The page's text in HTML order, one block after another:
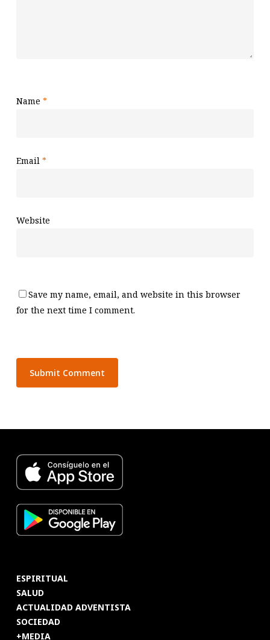
Name *
Email *
Website
Save my name, email, and website in this browser
for the next time I comment.
ESPIRITUAL
SALUD
ACTUALIDAD ADVENTISTA
SOCIEDAD
+MEDIA